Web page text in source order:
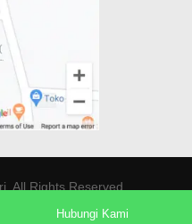
. All Rights Reserved.
Hubungi Kami